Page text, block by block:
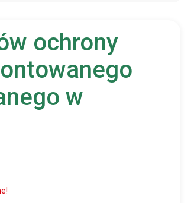
ochrony
w